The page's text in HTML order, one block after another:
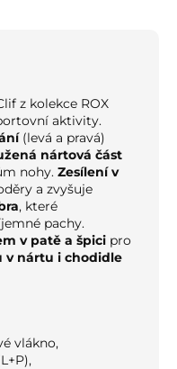
z kolekce ROX
aktivity.
(levá a pravá)
nártová část
nohy. Zesílení v
a zvyšuje
, které
pachy.
v patě a špici pro
v nártu i chodidle
vlákno,